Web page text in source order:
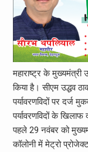
महाराष्ट्र के मुख्यमंत्री
किया है। सीएम उद्धव
पर्यावरणविदों पर दर्ज
पर्यावरणविदों के
पहले 29 नवंबर को
कॉलोनी में मेट्रो